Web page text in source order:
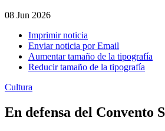
08 Jun 2026
Imprimir noticia
Enviar noticia por Email
Aumentar tamaño de la tipografía
Reducir tamaño de la tipografía
Cultura
En defensa del Convento